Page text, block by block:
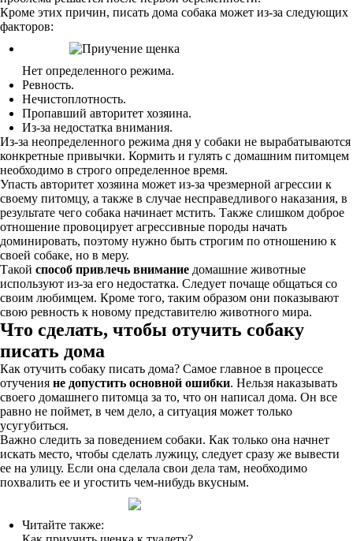
Кроме этих причин, писать дома собака может из-за следующих
факторов:
Нет определенного режима.
Ревность.
Нечистоплотность.
Пропавший авторитет хозяина.
Из-за недостатка внимания.
Из-за неопределенного режима дня у собаки не вырабатываются
конкретные привычки. Кормить и гулять с домашним питомцем
необходимо в строго определенное время.
Упасть авторитет хозяина может из-за чрезмерной агрессии к
своему питомцу, а также в случае несправедливого наказания, в
результате чего собака начинает мстить. Также слишком доброе
отношение провоцирует агрессивные породы начать
доминировать, поэтому нужно быть строгим по отношению к
своей собаке, но в меру.
Такой способ привлечь внимание домашние животные
используют из-за его недостатка. Следует почаще общаться со
своим любимцем. Кроме того, таким образом они показывают
свою ревность к новому представителю животного мира.
Что сделать, чтобы отучить собаку
писать дома
Как отучить собаку писать дома? Самое главное в процессе
отучения не допустить основной ошибки. Нельзя наказывать
своего домашнего питомца за то, что он написал дома. Он все
равно не поймет, в чем дело, а ситуация может только
усугубиться.
Важно следить за поведением собаки. Как только она начнет
искать место, чтобы сделать лужицу, следует сразу же вывести
ее на улицу. Если она сделала свои дела там, необходимо
похвалить ее и угостить чем-нибудь вкусным.
Читайте также: